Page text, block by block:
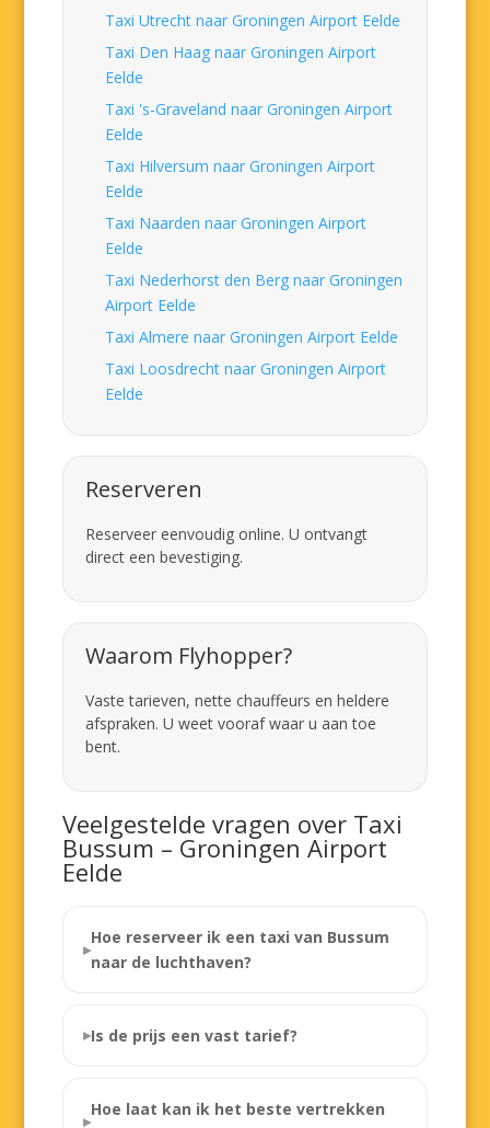
Taxi Utrecht naar Groningen Airport Eelde
Taxi Den Haag naar Groningen Airport
Eelde
Taxi 's-Graveland naar Groningen Airport
Eelde
Taxi Hilversum naar Groningen Airport
Eelde
Taxi Naarden naar Groningen Airport
Eelde
Taxi Nederhorst den Berg naar Groningen
Airport Eelde
Taxi Almere naar Groningen Airport Eelde
Taxi Loosdrecht naar Groningen Airport
Eelde
Reserveren
Reserveer eenvoudig online. U ontvangt
direct een bevestiging.
Waarom Flyhopper?
Vaste tarieven, nette chauffeurs en heldere
afspraken. U weet vooraf waar u aan toe
bent.
Veelgestelde vragen over Taxi
Bussum – Groningen Airport
Eelde
Hoe reserveer ik een taxi van Bussum
naar de luchthaven?
Is de prijs een vast tarief?
Hoe laat kan ik het beste vertrekken